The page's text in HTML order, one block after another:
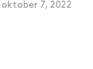
oktober 7, 2022